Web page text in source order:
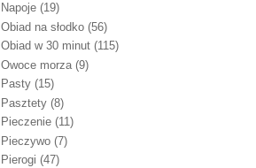
Napoje (19)
Obiad na słodko (56)
Obiad w 30 minut (115)
Owoce morza (9)
Pasty (15)
Pasztety (8)
Pieczenie (11)
Pieczywo (7)
Pierogi (47)